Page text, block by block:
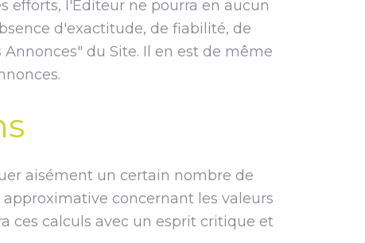
efforts, l'Editeur ne pourra en aucun
d'exactitude, de fiabilité, de
du Site. Il en est de même
aisément un certain nombre de
concernant les valeurs
ces calculs avec un esprit critique et